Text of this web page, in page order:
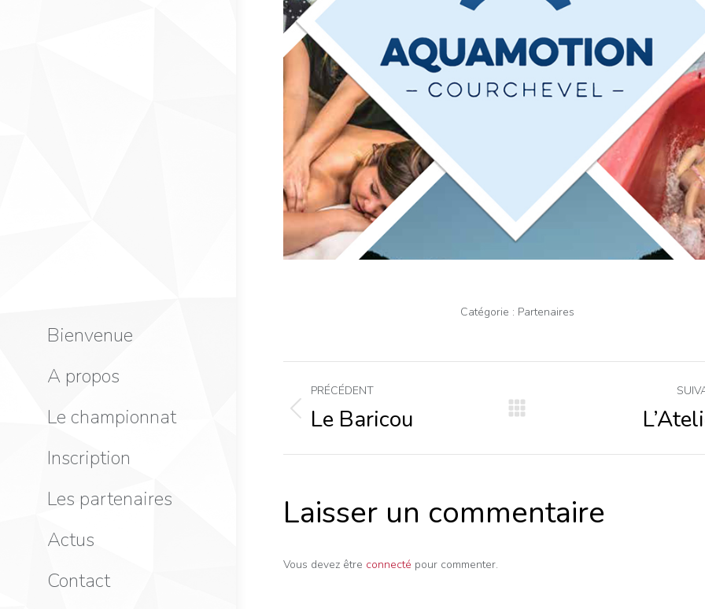
Bienvenue
A propos
Le championnat
Inscription
Les partenaires
Actus
Contact
Catégorie : Partenaires
Navigation
de
commentaire
PRÉCÉDENT
Onglet
Le Baricou
Laisser un commentaire
Vous devez être connecté pour commenter.